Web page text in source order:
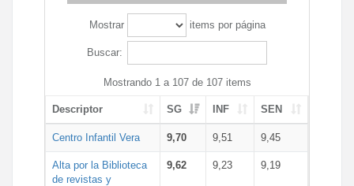
Mostrar items por página
Buscar:
Mostrando 1 a 107 de 107 items
Descriptor SG INF SEN
Centro Infantil Vera 9,70 9,51 9,45
Alta por la Biblioteca
de revistas y
9,62 9,23 9,19